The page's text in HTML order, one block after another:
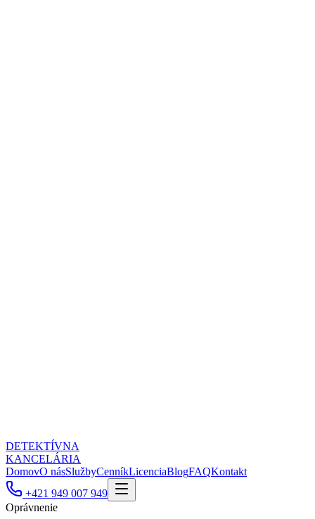
DETEKTÍVNA
KANCELÁRIA
DomovO násSlužbyCenníkLicenciaBlogFAQKontakt
+421 949 007 949
Oprávnenie